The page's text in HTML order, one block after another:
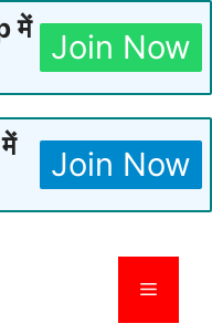
में
Join Now
Join Now
Menu